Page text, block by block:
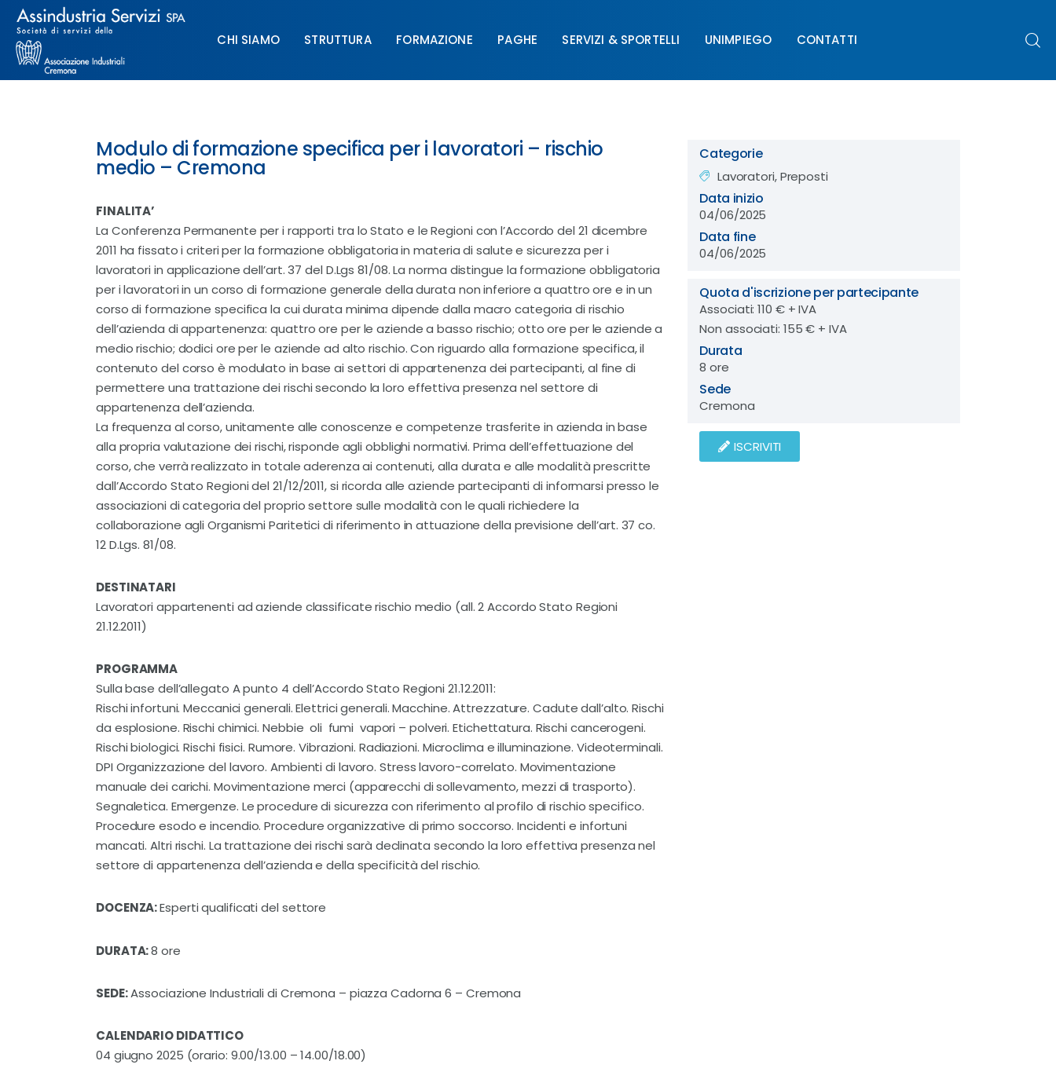
CHI SIAMO STRUTTURA FORMAZIONE PAGHE SERVIZI & SPORTELLI UNIMPIEGO CONTATTI
Chi siamo
Struttura
Servizi & Sportelli
Modulo di formazione specifica per i lavoratori – rischio
medio – Cremona
FINALITA’
La Conferenza Permanente per i rapporti tra lo Stato e le Regioni con l’Accordo del 21 dicembre
2011 ha fissato i criteri per la formazione obbligatoria in materia di salute e sicurezza per i
lavoratori in applicazione dell’art. 37 del D.Lgs 81/08. La norma distingue la formazione obbligatoria
per i lavoratori in un corso di formazione generale della durata non inferiore a quattro ore e in un
corso di formazione specifica la cui durata minima dipende dalla macro categoria di rischio
dell’azienda di appartenenza: quattro ore per le aziende a basso rischio; otto ore per le aziende a
medio rischio; dodici ore per le aziende ad alto rischio. Con riguardo alla formazione specifica, il
contenuto del corso è modulato in base ai settori di appartenenza dei partecipanti, al fine di
permettere una trattazione dei rischi secondo la loro effettiva presenza nel settore di
appartenenza dell’azienda.
La frequenza al corso, unitamente alle conoscenze e competenze trasferite in azienda in base
alla propria valutazione dei rischi, risponde agli obblighi normativi. Prima dell’effettuazione del
corso, che verrà realizzato in totale aderenza ai contenuti, alla durata e alle modalità prescritte
dall’Accordo Stato Regioni del 21/12/2011, si ricorda alle aziende partecipanti di informarsi presso le
associazioni di categoria del proprio settore sulle modalità con le quali richiedere la
collaborazione agli Organismi Paritetici di riferimento in attuazione della previsione dell’art. 37 co.
12 D.Lgs. 81/08.
DESTINATARI
Lavoratori appartenenti ad aziende classificate rischio medio (all. 2 Accordo Stato Regioni
21.12.2011)
PROGRAMMA
Sulla base dell’allegato A punto 4 dell’Accordo Stato Regioni 21.12.2011:
Rischi infortuni. Meccanici generali. Elettrici generali. Macchine. Attrezzature. Cadute dall’alto. Rischi
da esplosione. Rischi chimici. Nebbie  oli  fumi  vapori – polveri. Etichettatura. Rischi cancerogeni.
Rischi biologici. Rischi fisici. Rumore. Vibrazioni. Radiazioni. Microclima e illuminazione. Videoterminali.
DPI Organizzazione del lavoro. Ambienti di lavoro. Stress lavoro-correlato. Movimentazione
manuale dei carichi. Movimentazione merci (apparecchi di sollevamento, mezzi di trasporto).
Segnaletica. Emergenze. Le procedure di sicurezza con riferimento al profilo di rischio specifico.
Procedure esodo e incendio. Procedure organizzative di primo soccorso. Incidenti e infortuni
mancati. Altri rischi. La trattazione dei rischi sarà declinata secondo la loro effettiva presenza nel
settore di appartenenza dell’azienda e della specificità del rischio.
DOCENZA:Esperti qualificati del settore
DURATA:8 ore
SEDE:Associazione Industriali di Cremona – piazza Cadorna 6 – Cremona
CALENDARIODIDATTICO
04 giugno 2025 (orario: 9.00/13.00 – 14.00/18.00)
Categorie
Lavoratori, Preposti
Data inizio
04/06/2025
Data fine
04/06/2025
Quota d'iscrizione per partecipante
Associati: 110 € + IVA
Non associati: 155 € + IVA
Durata
8 ore
Sede
Cremona
ISCRIVITI